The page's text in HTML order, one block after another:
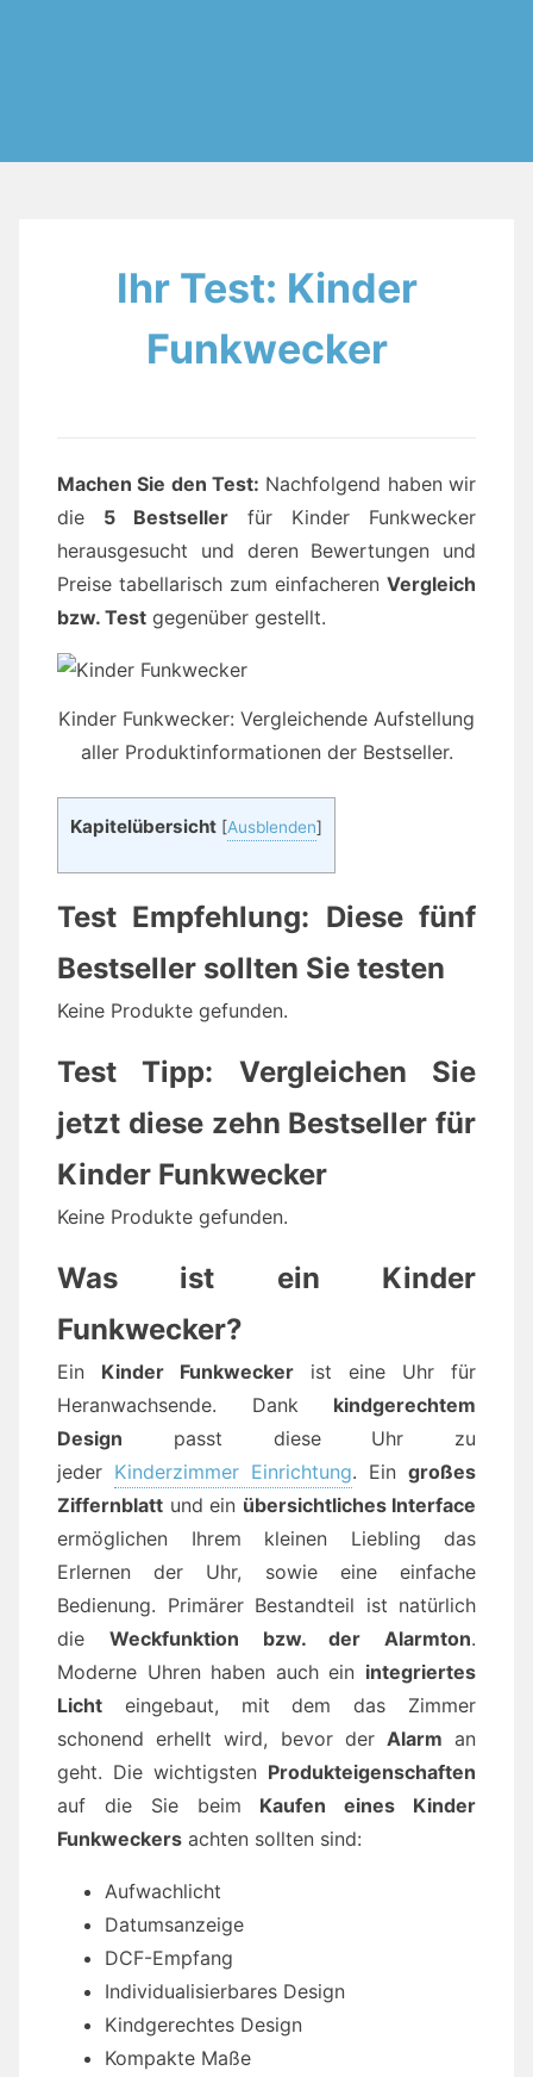
Ihr Test: Kinder
Funkwecker
Machen Sie den Test: Nachfolgend haben wir
die 5 Bestseller für Kinder Funkwecker
herausgesucht und deren Bewertungen und
Preise tabellarisch zum einfacheren Vergleich
bzw. Test gegenüber gestellt.
Kinder Funkwecker: Vergleichende Aufstellung
aller Produktinformationen der Bestseller.
Kapitelübersicht [Ausblenden]
Test Empfehlung: Diese fünf
Bestseller sollten Sie testen
Keine Produkte gefunden.
Test Tipp: Vergleichen Sie
jetzt diese zehn Bestseller für
Kinder Funkwecker
Keine Produkte gefunden.
Was ist ein Kinder
Funkwecker?
Ein Kinder Funkwecker ist eine Uhr für
Heranwachsende. Dank kindgerechtem
Design passt diese Uhr zu
jeder Kinderzimmer Einrichtung. Ein großes
Ziffernblatt und ein übersichtliches Interface
ermöglichen Ihrem kleinen Liebling das
Erlernen der Uhr, sowie eine einfache
Bedienung. Primärer Bestandteil ist natürlich
die Weckfunktion bzw. der Alarmton.
Moderne Uhren haben auch ein integriertes
Licht eingebaut, mit dem das Zimmer
schonend erhellt wird, bevor der Alarm an
geht. Die wichtigsten Produkteigenschaften
auf die Sie beim Kaufen eines Kinder
Funkweckers achten sollten sind:
Aufwachlicht
Datumsanzeige
DCF-Empfang
Individualisierbares Design
Kindgerechtes Design
Kompakte Maße